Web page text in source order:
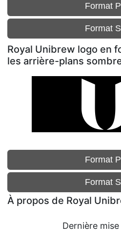
Format
Format
Royal Unibrew logo en
les arrière-plans
Format
Format
À propos de Royal
Dernière